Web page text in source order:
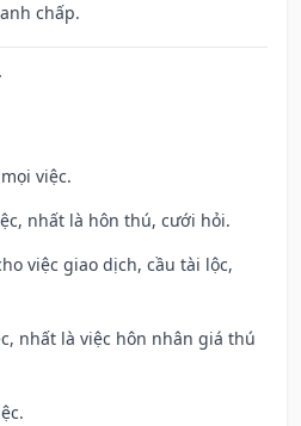
chấp.
việc.
nhất là hôn thú, cưới hỏi.
việc giao dịch, cầu tài lộc,
nhất là việc hôn nhân giá thú